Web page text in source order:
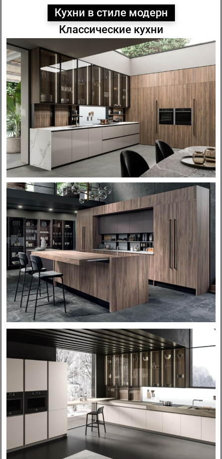
Кухни в стиле модерн
Классические кухни